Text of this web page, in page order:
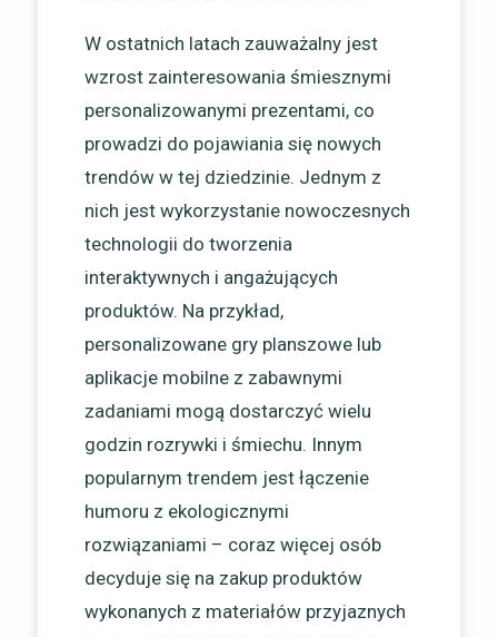
W ostatnich latach zauważalny jest
wzrost zainteresowania śmiesznymi
personalizowanymi prezentami, co
prowadzi do pojawiania się nowych
trendów w tej dziedzinie. Jednym z
nich jest wykorzystanie nowoczesnych
technologii do tworzenia
interaktywnych i angażujących
produktów. Na przykład,
personalizowane gry planszowe lub
aplikacje mobilne z zabawnymi
zadaniami mogą dostarczyć wielu
godzin rozrywki i śmiechu. Innym
popularnym trendem jest łączenie
humoru z ekologicznymi
rozwiązaniami – coraz więcej osób
decyduje się na zakup produktów
wykonanych z materiałów przyjaznych